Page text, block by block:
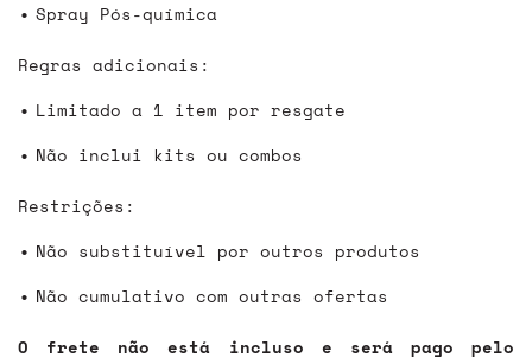
Spray Pós-química
Regras adicionais:
Limitado a 1 item por resgate
Não inclui kits ou combos
Restrições:
Não substituível por outros produtos
Não cumulativo com outras ofertas
O frete não está incluso e será pago pelo